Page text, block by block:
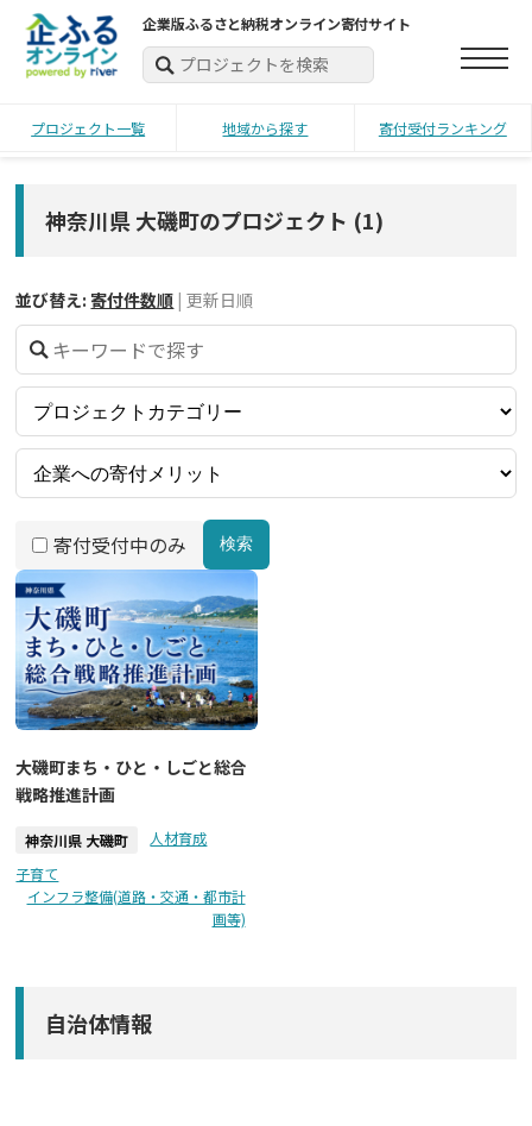
企業版ふるさと納税オンライン寄付サイト
プロジェクト一覧 地域から探す 寄付受付ランキング
神奈川県 大磯町のプロジェクト (1)
並び替え: 寄付件数順 | 更新日順
寄付受付中のみ 検索
大磯町まち・ひと・しごと総合
戦略推進計画
神奈川県 大磯町
人材育成
子育て
インフラ整備(道路・交通・都市計
画等)
自治体情報